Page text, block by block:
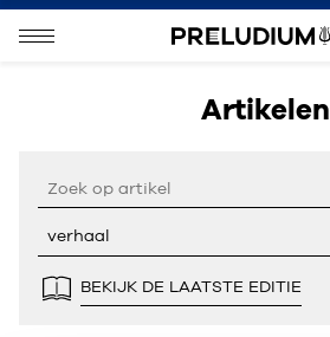
Artikelen
BEKIJK DE LAATSTE EDITIE